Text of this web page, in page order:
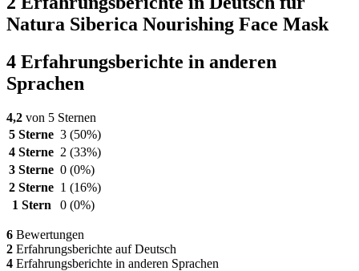
Natura Siberica Nourishing Face Mask
4 Erfahrungsberichte in anderen
Sprachen
4,2 von 5 Sternen
5 Sterne 3 (50%)
4 Sterne 2 (33%)
3 Sterne 0 (0%)
2 Sterne 1 (16%)
1 Stern
0 (0%)
6 Bewertungen
2 Erfahrungsberichte auf Deutsch
4 Erfahrungsberichte in anderen Sprachen